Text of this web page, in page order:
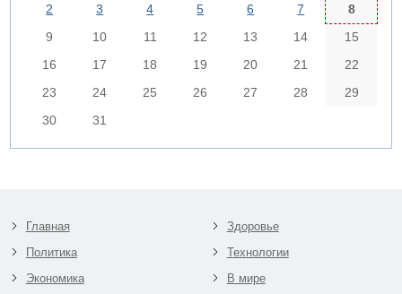
2
3 4 5 6 7
8
9
10 11 12 13 14
15
16
17 18 19 20 21
22
23
24 25 26 27 28
29
30
31
Главная
Политика
Экономика
Здоровье
Технологии
В мире